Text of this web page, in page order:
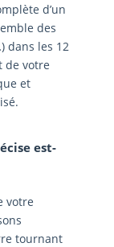
d’un
des
dans les 12
de votre
et
est-
votre
tournant